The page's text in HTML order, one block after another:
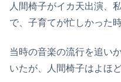
人間椅子がイカ天出演、
で、子育てが忙しかった
当時の音楽の流行を追い
いたが、人間椅子はよほ